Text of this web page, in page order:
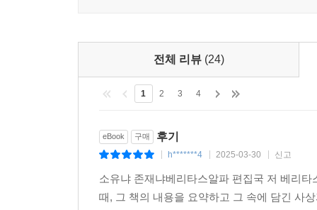
전체 리뷰 (24)
1 2 3 4
eBook 구매 후기
h*******4 2025-03-30 신고
소유냐 존재냐베리타스알파 편집국 저 베리
때, 그 책의 내용을 요약하고 그 속에 담긴 사